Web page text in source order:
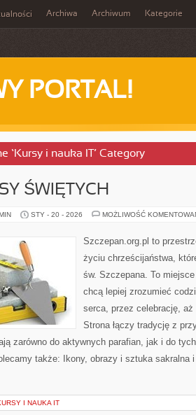
Archiwa Archiwum Kategorie
PORTAL!
‘Kursy i nauka IT’ Category
ŚWIĘTYCH
STY - 20 - 2026 MOŻLIWOŚĆ
Szczepan.org.pl to
życiu chrześcijaństwa,
św. Szczepana. To
chcą lepiej zrozumieć
serca, przez celebrację,
Strona łączy tradycję z
zarówno do aktywnych parafian, jak i do
także: Ikony, obrazy i sztuka sakralna
I NAUKA IT